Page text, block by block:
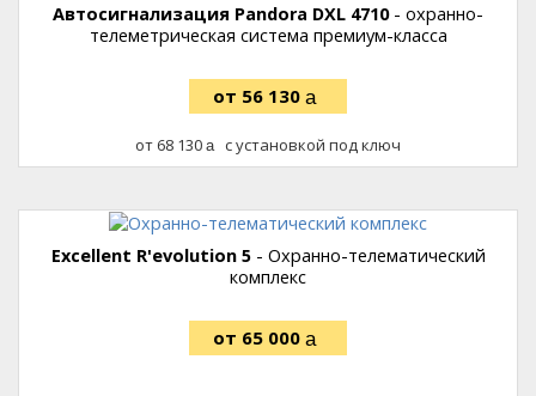
Автосигнализация Pandora DXL 4710- охранно-
телеметрическая система премиум-класса
56 130
68 130 руб.
с установкой под ключ
Excellent R'evolution 5- Охранно-телематический
комплекс
65 000